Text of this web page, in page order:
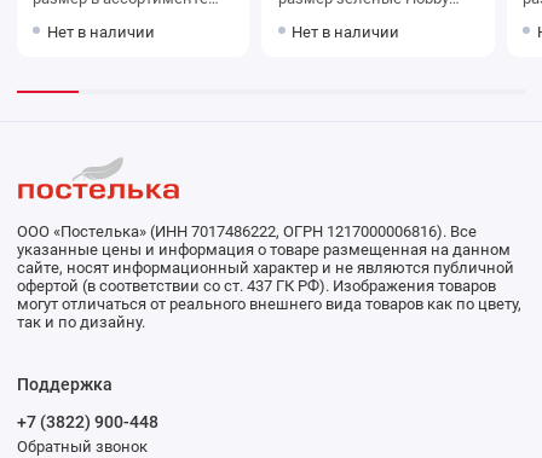
Нет в наличии Нет в наличии
ООО «Постелька» (ИНН 7017486222, ОГРН 1217000006816). Все
указанные цены и информация о товаре размещенная на данном
сайте, носят информационный характер и не являются публичной
офертой (в соответствии со ст. 437 ГК РФ). Изображения товаров
могут отличаться от реального внешнего вида товаров как по цвету,
так и по дизайну.
Поддержка
+7 (3822) 900-448
Обратный звонок